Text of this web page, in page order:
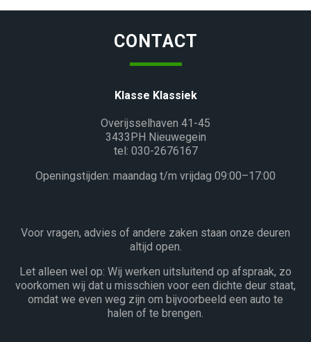
CONTACT
Klasse Klassiek
Overijsselhaven 41-45
3433PH Nieuwegein
tel: 030-2676167
Openingstijden: maandag t/m vrijdag 09:00–17:00
Voor vragen, advies of andere zaken staan onze deuren
altijd open.
Let alleen wel op: Wij werken uitsluitend op afspraak, zo
voorkomen wij dat u misschien voor een dichte deur staat,
omdat we even weg zijn om bijvoorbeeld een auto te
halen of te brengen.